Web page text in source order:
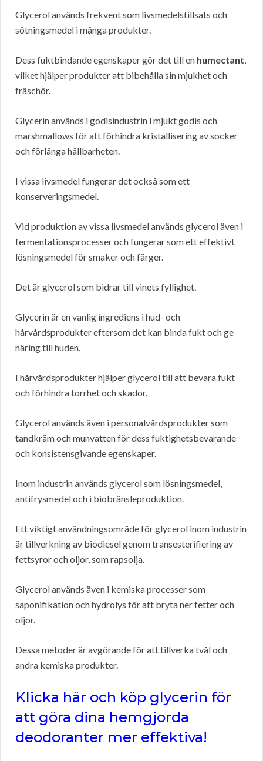
Glycerol används frekvent som livsmedelstillsats och
sötningsmedel i många produkter.
Dess fuktbindande egenskaper gör det till en humectant,
vilket hjälper produkter att bibehålla sin mjukhet och
fräschör.
Glycerin används i godisindustrin i mjukt godis och
marshmallows för att förhindra kristallisering av socker
och förlänga hållbarheten.
I vissa livsmedel fungerar det också som ett
konserveringsmedel.
Vid produktion av vissa livsmedel används glycerol även i
fermentationsprocesser och fungerar som ett effektivt
lösningsmedel för smaker och färger.
Det är glycerol som bidrar till vinets fyllighet.
Glycerin är en vanlig ingrediens i hud- och
hårvårdsprodukter eftersom det kan binda fukt och ge
näring till huden.
I hårvårdsprodukter hjälper glycerol till att bevara fukt
och förhindra torrhet och skador.
Glycerol används även i personalvårdsprodukter som
tandkräm och munvatten för dess fuktighetsbevarande
och konsistensgivande egenskaper.
Inom industrin används glycerol som lösningsmedel,
antifrysmedel och i biobränsleproduktion.
Ett viktigt användningsområde för glycerol inom industrin
är tillverkning av biodiesel genom transesterifiering av
fettsyror och oljor, som rapsolja.
Glycerol används även i kemiska processer som
saponifikation och hydrolys för att bryta ner fetter och
oljor.
Dessa metoder är avgörande för att tillverka tvål och
andra kemiska produkter.
Klicka här och köp glycerin för
att göra dina hemgjorda
deodoranter mer effektiva!